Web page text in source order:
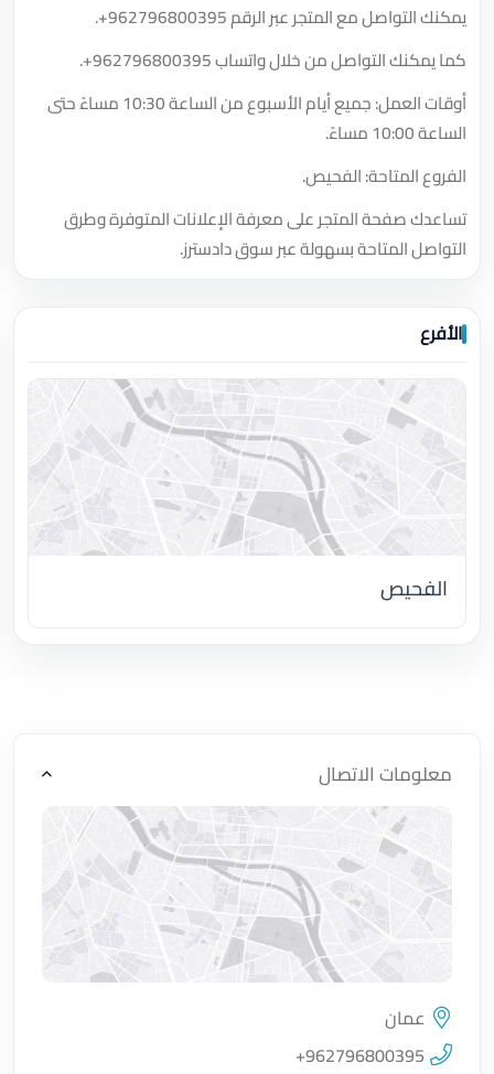
يمكنك التواصل مع المتجر عبر الرقم+962796800395
.
كما يمكنك التواصل من خلال واتساب+962796800395
.
أوقات العمل: جميع أيام الأسبوع من الساعة 10:30 مساءً حتى
الساعة 10:00 مساءً.
الفروع المتاحة: الفحيص.
تساعدك صفحة المتجر على معرفة الإعلانات المتوفرة وطرق
التواصل المتاحة بسهولة عبر سوق دادسترز.
الأفرع
الفحيص
معلومات الاتصال
اضغط لتحميل الموقع
عمان
+962796800395